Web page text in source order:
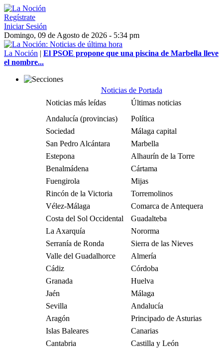
Regístrate
Iniciar Sesión
Domingo, 09 de Agosto de 2026 - 5:34 pm
La Noción | El PSOE propone que una piscina de Marbella lleve
el nombre...
Noticias de Portada
Noticias más leídas
Últimas noticias
Andalucía (provincias)
Política
Sociedad
Málaga capital
San Pedro Alcántara
Marbella
Estepona
Alhaurín de la Torre
Benalmádena
Cártama
Fuengirola
Mijas
Rincón de la Victoria
Torremolinos
Vélez-Málaga
Comarca de Antequera
Costa del Sol Occidental
Guadalteba
La Axarquía
Nororma
Serranía de Ronda
Sierra de las Nieves
Valle del Guadalhorce
Almería
Cádiz
Córdoba
Granada
Huelva
Jaén
Málaga
Sevilla
Andalucía
Aragón
Principado de Asturias
Islas Baleares
Canarias
Cantabria
Castilla y León